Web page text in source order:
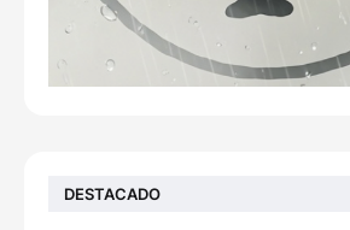
DESTACADO